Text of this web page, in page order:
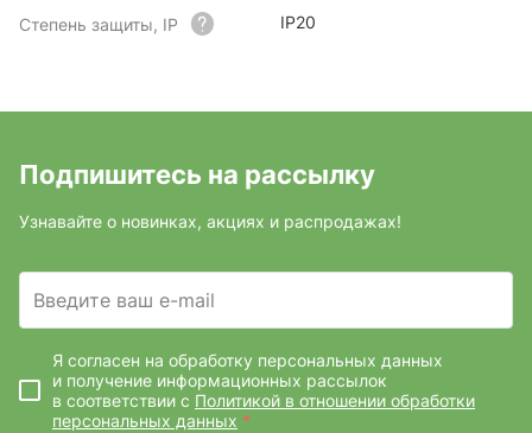
Степень защиты, IP IP20
Подпишитесь на рассылку
Узнавайте о новинках, акциях и распродажах!
Введите ваш e-mail
Я согласен на обработку персональных данных
и получение информационных рассылок
в соответствии с Политикой в отношении обработки
персональных данных *